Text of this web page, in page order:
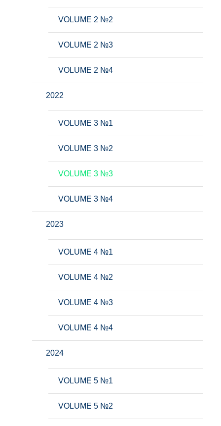
VOLUME 2 №2
VOLUME 2 №3
VOLUME 2 №4
2022
VOLUME 3 №1
VOLUME 3 №2
VOLUME 3 №3
VOLUME 3 №4
2023
VOLUME 4 №1
VOLUME 4 №2
VOLUME 4 №3
VOLUME 4 №4
2024
VOLUME 5 №1
VOLUME 5 №2